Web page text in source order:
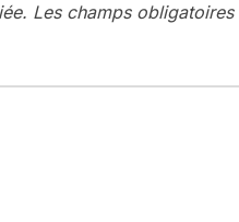
Les champs